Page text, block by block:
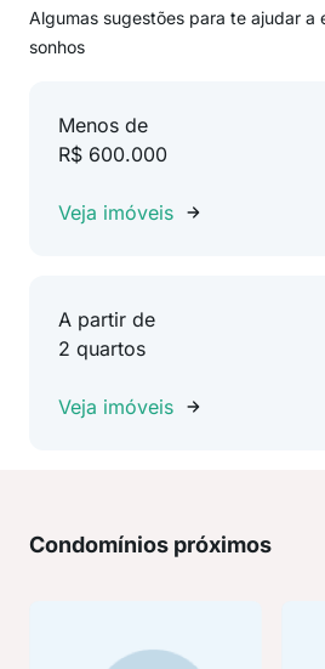
Algumas sugestões para te ajudar a
sonhos
Menos de
R$ 600.000
Veja imóveis
A partir de
2 quartos
Veja imóveis
Condomínios próximos